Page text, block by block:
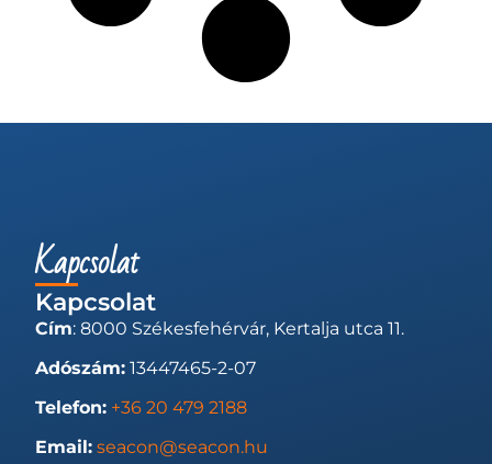
Kapcsolat
Kapcsolat
Cím: 8000 Székesfehérvár, Kertalja utca 11.
Adószám: 13447465-2-07
Telefon: +36 20 479 2188
Email: seacon@seacon.hu